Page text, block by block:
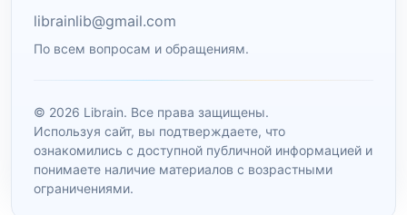
librainlib@gmail.com
По всем вопросам и обращениям.
© 2026 Librain. Все права защищены.
Используя сайт, вы подтверждаете, что
ознакомились с доступной публичной информацией и
понимаете наличие материалов с возрастными
ограничениями.